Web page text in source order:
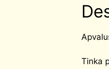
Tinka